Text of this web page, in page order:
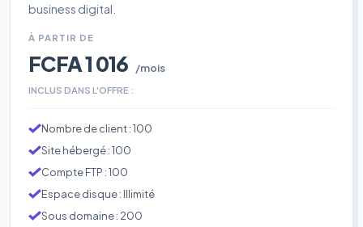
business digital.
À PARTIR DE
FCFA 1 016 /mois
INCLUS DANS L'OFFRE :
Nombre de client : 100
Site hébergé : 100
Compte FTP : 100
Espace disque : Illimité
Sous domaine : 200